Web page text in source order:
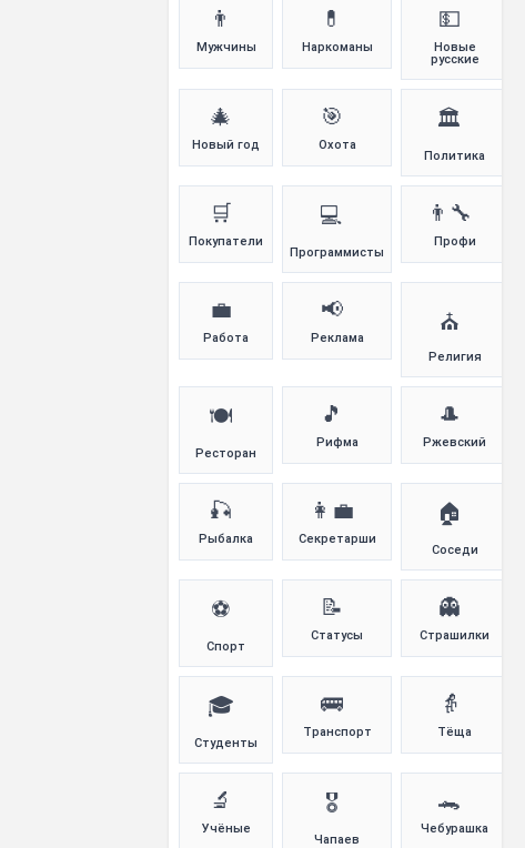
👨
Мужчины
💊
Наркоманы
💵
Новые
русские
🎄
Новый год
🎯
Охота
🏛️
Политика
🛒
Покупатели
💻
Программисты
👨‍🔧
Профи
💼
Работа
📢
Реклама
⛪
Религия
🍽️
Ресторан
🎵
Рифма
🎩
Ржевский
🎣
Рыбалка
👩‍💼
Секретарши
🏠
Соседи
⚽
Спорт
📝
Статусы
👻
Страшилки
🎓
Студенты
🚌
Транспорт
👵
Тёща
🔬
Учёные
🎖️
Чапаев
🐊
Чебурашка